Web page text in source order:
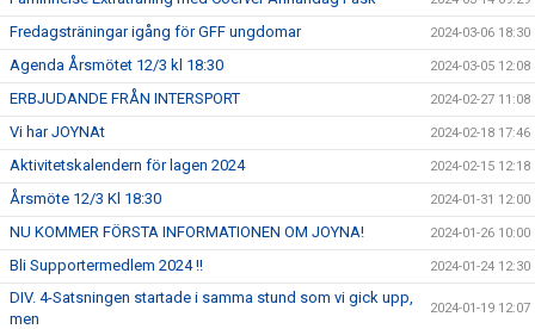
Fredagsträningar igång för GFF ungdomar 2024-03-06 18:30
Agenda Årsmötet 12/3 kl 18:30 2024-03-05 12:08
ERBJUDANDE FRÅN INTERSPORT 2024-02-27 11:08
Vi har JOYNAt 2024-02-18 17:46
Aktivitetskalendern för lagen 2024 2024-02-15 12:18
Årsmöte 12/3 Kl 18:30 2024-01-31 12:00
NU KOMMER FÖRSTA INFORMATIONEN OM JOYNA! 2024-01-26 10:00
Bli Supportermedlem 2024 !! 2024-01-24 12:30
DIV. 4-Satsningen startade i samma stund som vi gick upp,
men
2024-01-19 12:07